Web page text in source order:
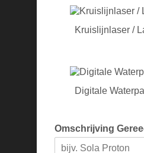
Kruislijnlaser /
Digitale
Omschrijving